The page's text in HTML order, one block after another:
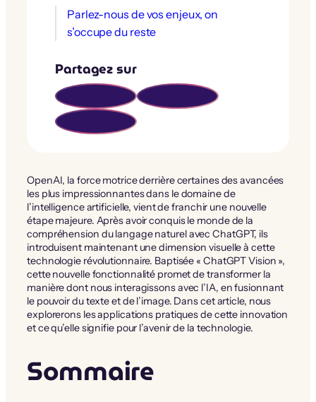
OpenAI, la force motrice derrière certaines des avancées
les plus impressionnantes dans le domaine de
l’intelligence artificielle, vient de franchir une nouvelle
étape majeure. Après avoir conquis le monde de la
compréhension du langage naturel avec ChatGPT, ils
introduisent maintenant une dimension visuelle à cette
technologie révolutionnaire. Baptisée « ChatGPT Vision »,
cette nouvelle fonctionnalité promet de transformer la
manière dont nous interagissons avec l’IA, en fusionnant
le pouvoir du texte et de l’image. Dans cet article, nous
explorerons les applications pratiques de cette innovation
et ce qu’elle signifie pour l’avenir de la technologie.
Sommaire
Parlez-nous de vos enjeux, on
s’occupe du reste
Partagez sur